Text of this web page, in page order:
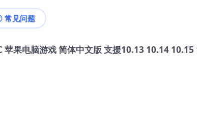
常见问题
苹果电脑游戏 简体中文版 支援10.13 10.14 10.15